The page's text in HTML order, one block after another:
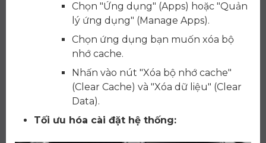
Chọn "Ứng dụng" (Apps) hoặc "Quản
lý ứng dụng" (Manage Apps).
Chọn ứng dụng bạn muốn xóa bộ
nhớ cache.
Nhấn vào nút "Xóa bộ nhớ cache"
(Clear Cache) và "Xóa dữ liệu" (Clear
Data).
Tối ưu hóa cài đặt hệ thống: